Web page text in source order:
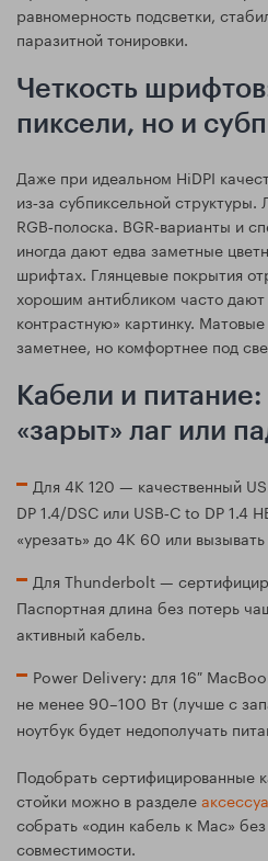
равномерность подсветки,
паразитной тонировки.
Четкость
пиксели, но и
Даже при идеальном HiDPI
из‑за субпиксельной
RGB‑полоска. BGR‑варианты и
иногда дают едва заметные
шрифтах. Глянцевые покрытия
хорошим антибликом часто дают
контрастную» картинку.
заметнее, но комфортнее под
Кабели и
«зарыт» лаг или
Для 4K 120 — качественный
DP 1.4/DSC или USB‑C to DP 1.4
«урезать» до 4K 60 или
Для Thunderbolt —
Паспортная длина без потерь
активный кабель.
Power Delivery: для 16″
не менее 90–100 Вт (лучше с
ноутбук будет недополучать
Подобрать сертифицированные
стойки можно в разделе
собрать «один кабель к Mac»
совместимости.